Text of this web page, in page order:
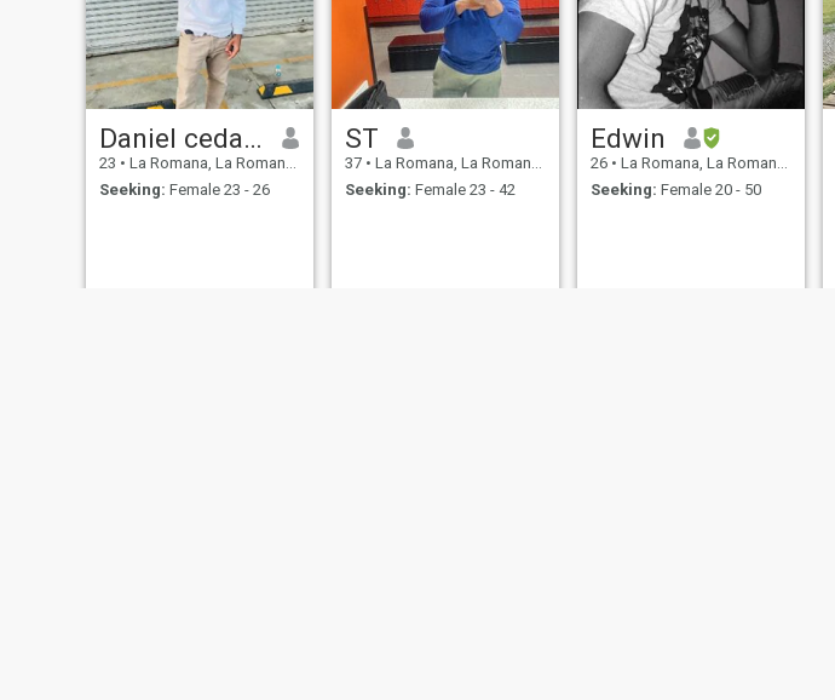
Daniel cedano
23 • La Romana, La Romana, Dominican Republic
Seeking: Female 23 - 26
ST
37 • La Romana, La Romana, Dominican Republic
Seeking: Female 23 - 42
Edwin
26 • La Romana, La Romana, Dominican Republic
Seeking: Female 20 - 50